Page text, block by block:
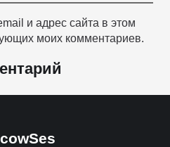
и адрес сайта в этом
моих комментариев.